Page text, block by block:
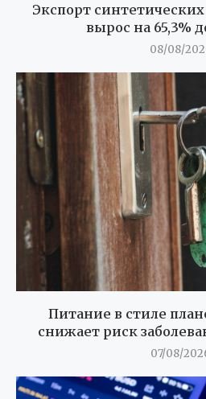
Экспорт
вырос на 65,3%
08/08/
Питание в стиле
снижает риск
07/08/